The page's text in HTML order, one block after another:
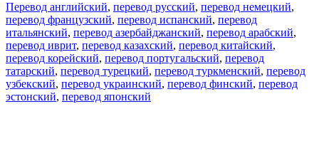
Перевод английский, перевод русский, перевод немецкий,
перевод французский, перевод испанский, перевод
итальянский, перевод азербайджанский, перевод арабский,
перевод иврит, перевод казахский, перевод китайский,
перевод корейский, перевод португальский, перевод
татарский, перевод турецкий, перевод туркменский, перевод
узбекский, перевод украинский, перевод финский, перевод
эстонский, перевод японский